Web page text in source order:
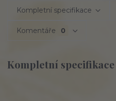
Kompletní specifikace
Komentáře 0
Kompletní specifikace